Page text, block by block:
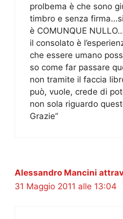
prolbema è che sono
timbro e senza
è COMUNQUE
il consolato è
che essere umano
so come far passare
non tramite il faccia
può, vuole, crede di
non sola riguardo
Grazie”
Alessandro Mancini
31 Maggio 2011 alle 13:04